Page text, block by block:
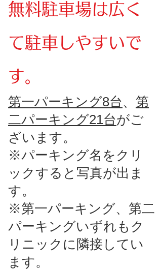
無料駐車場は広く
て駐車しやすいで
す。
第一パーキング8台、 第
二パーキング21台がご
ざいます。
​※パーキング名をクリ
ックすると写真が出ま
す。
​※第一パーキング、第二
パーキングいずれもク
リニックに隣接してい
ます。